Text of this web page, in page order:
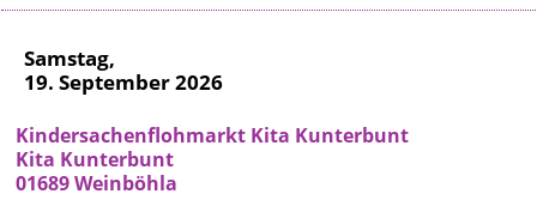
Samstag,
19. September 2026
Kindersachenflohmarkt Kita Kunterbunt
Kita Kunterbunt
01689 Weinböhla